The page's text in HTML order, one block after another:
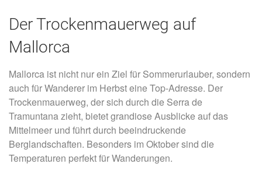
Der Trockenmauerweg auf
Mallorca
Mallorca ist nicht nur ein Ziel für Sommerurlauber, sondern
auch für Wanderer im Herbst eine Top-Adresse. Der
Trockenmauerweg, der sich durch die Serra de
Tramuntana zieht, bietet grandiose Ausblicke auf das
Mittelmeer und führt durch beeindruckende
Berglandschaften. Besonders im Oktober sind die
Temperaturen perfekt für Wanderungen.